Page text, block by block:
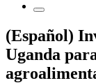
(Español)
Uganda